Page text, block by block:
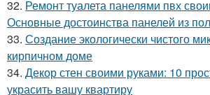
32. Ремонт туалета панелями пвх
Основные достоинства панелей из
33. Создание экологически чистого
кирпичном доме
34. Декор стен своими руками: 10
украсить вашу квартиру